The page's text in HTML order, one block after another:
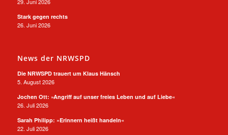
29. Juni 2026
Stark gegen rechts
26. Juni 2026
News der NRWSPD
Die NRWSPD trauert um Klaus Hänsch
5. August 2026
Jochen Ott: »Angriff auf unser freies Leben und auf Liebe«
26. Juli 2026
Sarah Philipp: »Erinnern heißt handeln«
22. Juli 2026